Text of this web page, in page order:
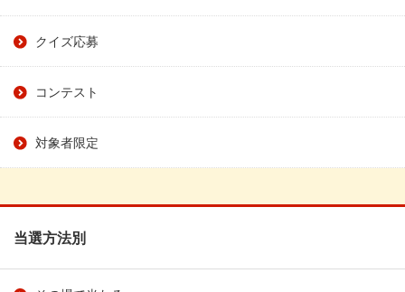
クイズ応募
コンテスト
対象者限定
当選方法別